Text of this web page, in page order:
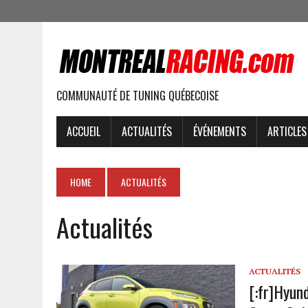
COMMUNAUTÉ DE TUNING QUÉBECOISE
ACCUEIL ACTUALITÉS ÉVÉNEMENTS ARTICLES
HOME ACTUALITÉS
Actualités
ACTUALITÉS